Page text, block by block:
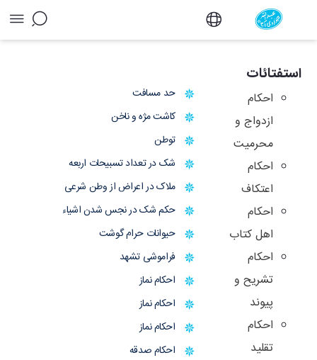
آرشیو استفتائات و توضیح المسائل - دفتر
استفتائات
احکام
ازدواج و
محرمیت
احکام
اعتکاف
احکام
اهل کتاب
احکام
تشریح و
پیوند
احکام
تقلید
حد مسافت
کاشت مژه و ناخن
توطن
شک در تعداد تسبیحات اربعه
ملاک در اعراض از وطن شرعی
حکم شک در نجس شدن اشیاء
حیوانات حرام گوشت
فراموشی تشهد
احکام نماز
احکام نماز
احکام نماز
احکام صدقه